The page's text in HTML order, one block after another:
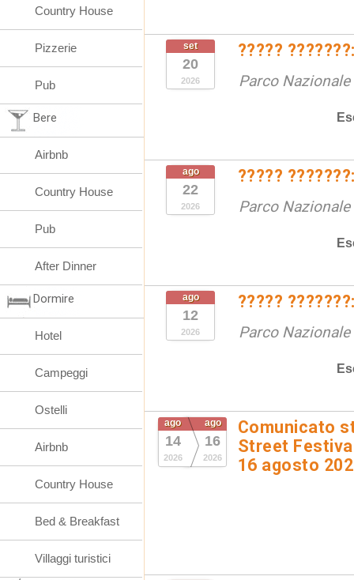
set
20
2026
?????
Parco
ago
22
2026
?????
Parco
ago
12
2026
?????
Parco
ago
14
2026
ago
16
2026
Comunicato
Street
16 agosto
Country House
Pizzerie
Pub
Bere
Airbnb
Country House
Pub
After Dinner
Dormire
Hotel
Campeggi
Ostelli
Airbnb
Country House
Bed & Breakfast
Villaggi turistici